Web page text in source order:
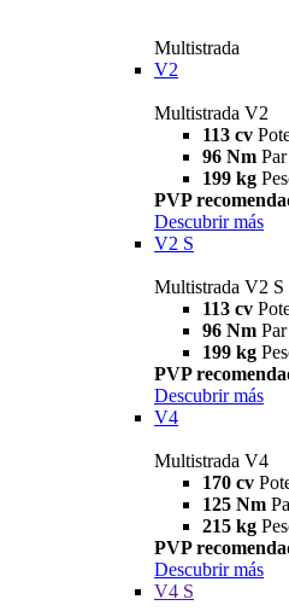
Multistrada
V2
Multistrada V2
113 cv
96 Nm
199 kg
PVP
Descubrir más
V2 S
Multistrada V2 S
113 cv
96 Nm
199 kg
PVP
Descubrir más
V4
Multistrada V4
170 cv
125 Nm
215 kg
PVP
Descubrir más
V4 S